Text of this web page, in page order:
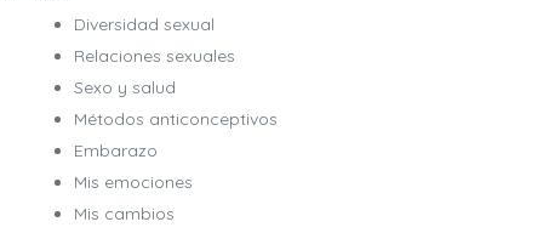
Diversidad sexual
Relaciones sexuales
Sexo y salud
Métodos anticonceptivos
Embarazo
Mis emociones
Mis cambios